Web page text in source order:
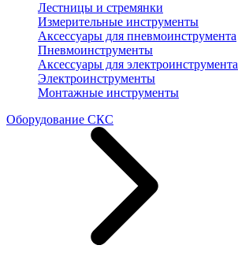
Лестницы и стремянки
Измерительные инструменты
Аксессуары для пневмоинструмента
Пневмоинструменты
Аксессуары для электроинструмента
Электроинструменты
Монтажные инструменты
Оборудование СКС